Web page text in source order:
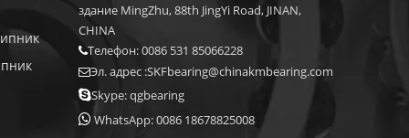
здание MingZhu, 88th JingYi Road, JINAN,
CHINA
Телефон: 0086 531 85066228
Эл. адрес :SKFbearing@chinakmbearing.com
Skype: qgbearing
 WhatsApp: 0086 18678825008